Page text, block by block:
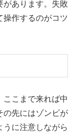
があります。失敗
操作するのがコツ
ここまで来れば中
の先にはゾンビが
うに注意しながら